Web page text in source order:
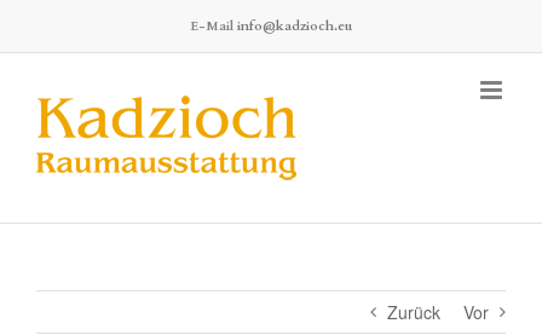
springen
E-Mail info@kadzioch.eu
Zurück Vor